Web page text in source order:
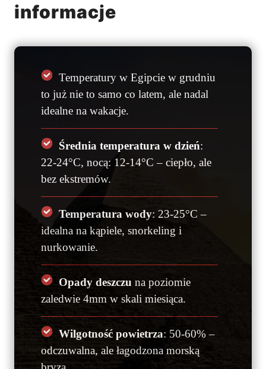
informacje
Temperatury w Egipcie w grudniu
to już nie to samo co latem, ale nadal
idealne na wakacje.
Średnia temperatura w dzień:
22-24°C, nocą: 12-14°C – ciepło, ale
bez ekstremów.
Temperatura wody: 23-25°C –
idealna na kąpiele, snorkeling i
nurkowanie.
Opady deszczu na poziomie
zaledwie 4mm w skali miesiąca.
Wilgotność powietrza: 50-60% –
odczuwalna, ale łagodzona morską